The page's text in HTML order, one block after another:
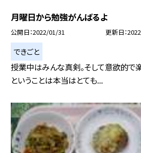
月曜日から勉強がんばるよ
公開日 2022/01/31 更新日
できごと
授業中はみんな真剣。そして意欲的で楽
ということは本当はとても...